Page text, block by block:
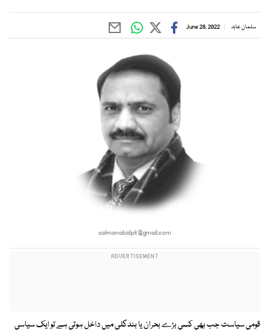
سلمان عابد June 28, 2022
salmanabidpk@gmail.com
قومی سیاست جب بھی کسی بڑے بحران یا بندگلی میں داخل ہوتی ہے تو ایک سیاسی